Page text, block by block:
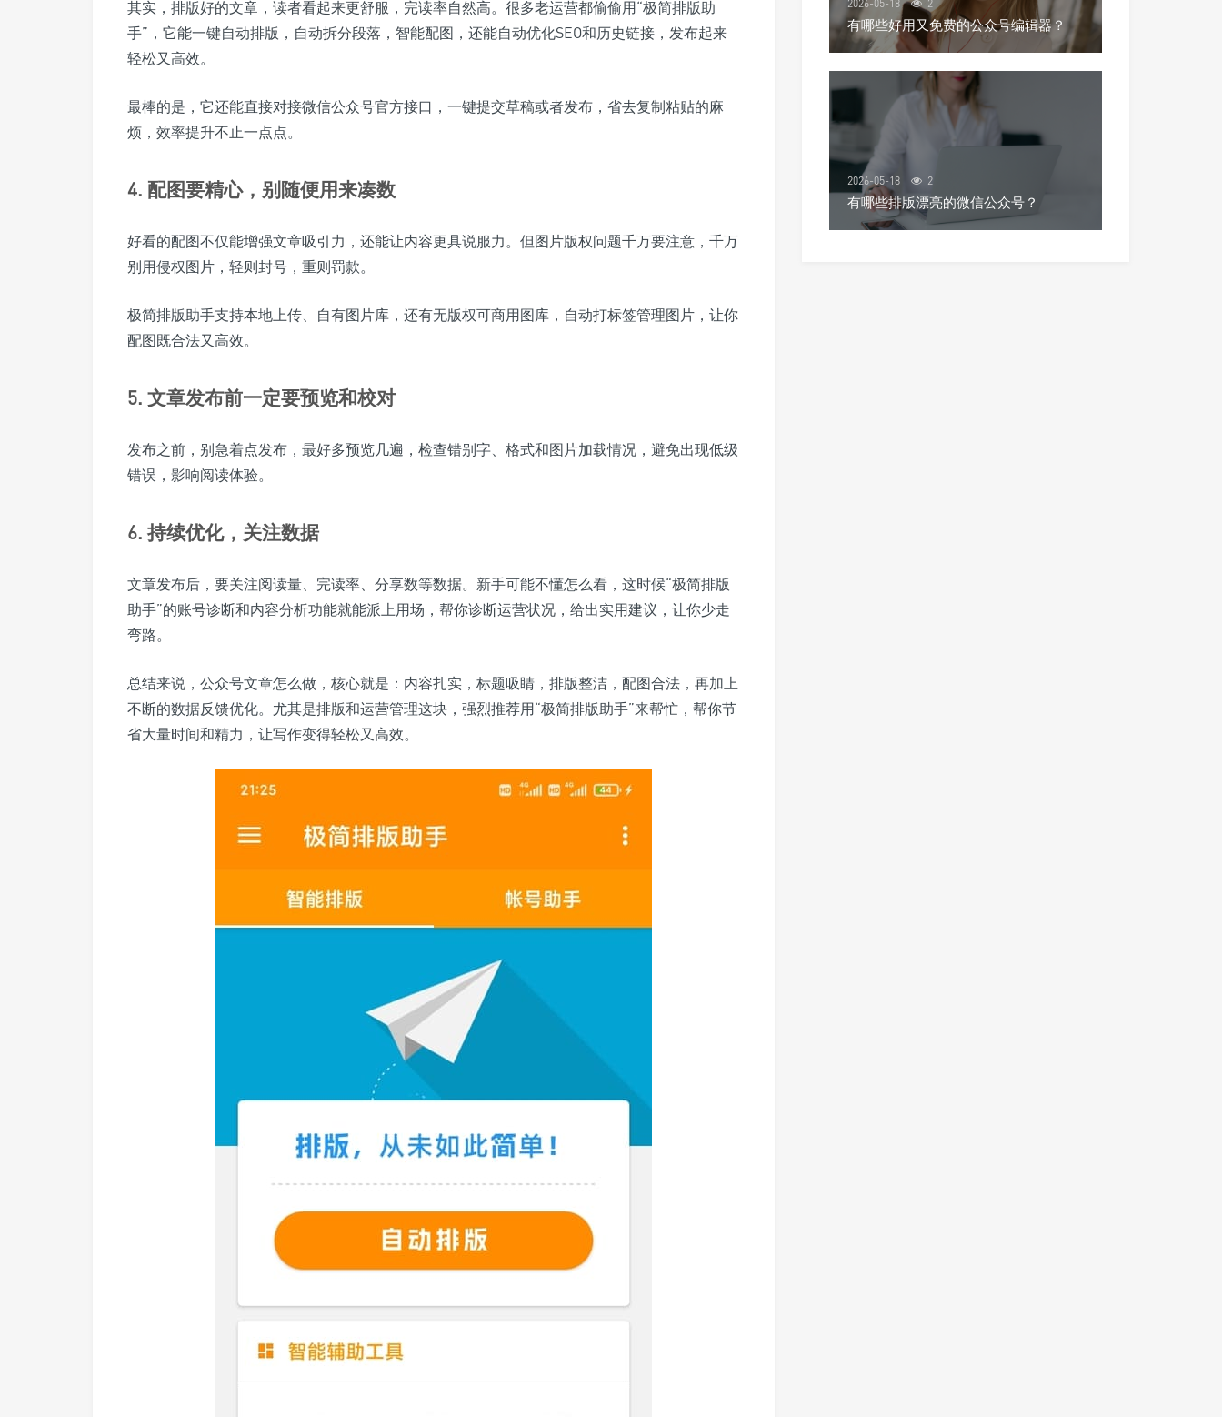
其实，排版好的文章，读者看起来更舒服，完读率自然高。很多老运营都偷偷用“极简排版助
手”，它能一键自动排版，自动拆分段落，智能配图，还能自动优化SEO和历史链接，发布起来
轻松又高效。
最棒的是，它还能直接对接微信公众号官方接口，一键提交草稿或者发布，省去复制粘贴的麻
烦，效率提升不止一点点。
4. 配图要精心，别随便用来凑数
好看的配图不仅能增强文章吸引力，还能让内容更具说服力。但图片版权问题千万要注意，千万
别用侵权图片，轻则封号，重则罚款。
极简排版助手支持本地上传、自有图片库，还有无版权可商用图库，自动打标签管理图片，让你
配图既合法又高效。
5. 文章发布前一定要预览和校对
发布之前，别急着点发布，最好多预览几遍，检查错别字、格式和图片加载情况，避免出现低级
错误，影响阅读体验。
6. 持续优化，关注数据
文章发布后，要关注阅读量、完读率、分享数等数据。新手可能不懂怎么看，这时候“极简排版
助手”的账号诊断和内容分析功能就能派上用场，帮你诊断运营状况，给出实用建议，让你少走
弯路。
总结来说，公众号文章怎么做，核心就是：内容扎实，标题吸睛，排版整洁，配图合法，再加上
不断的数据反馈优化。尤其是排版和运营管理这块，强烈推荐用“极简排版助手”来帮忙，帮你节
省大量时间和精力，让写作变得轻松又高效。
2026-05-18 2
有哪些好用又免费的公众号编辑器？
2026-05-18 2
有哪些排版漂亮的微信公众号？